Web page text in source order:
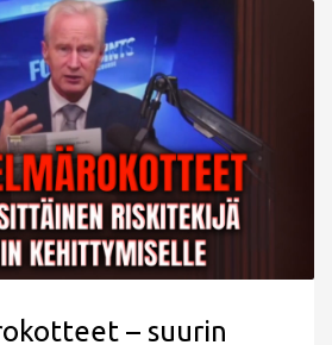
– suurin